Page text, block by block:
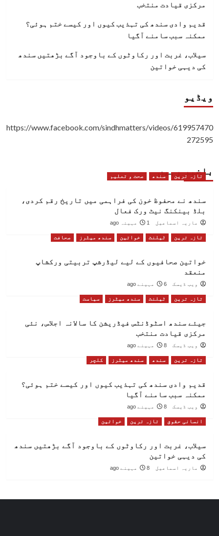
مرکزی قیادت منتخب
قدیم وادی سندھ کی تہذیب کیوں اور کیسے ختم ہوئی؟
ممکنہ سبب سامنے آگیا
سیلاب، غربت اور رکاوٹوں کے باوجود آگے بڑھتیں سندھ
کی دیہی خواتین
ویڈیو
https://www.facebook.com/sindhmatters/videos/619957470
272595
باخبر رہیں
تازہ ترین سندھ صحت و تعلیم
سندھ نے محفوظ خون کی فراہمی میں تاریخ رقم کردی،
بلڈ بینکنگ نیٹ ورک فعال
ماریہ اسماعیل 1 مہینہ ago
تازہ ترین ٹیلنٹ خواتین سندھ میٹرز صحافت
خواتین صحافیوں کے لیے لیڈرشپ تربیتی ورکشاپ
منعقد
ویب ڈیسک 6 مہینے ago
تازہ ترین ٹیلنٹ سندھ میٹرز سیاست
جیئے سندھ اسٹوڈنٹس فیڈریشن کا سالانہ اجلاس، نئی
مرکزی قیادت منتخب
ویب ڈیسک 8 مہینے ago
تازہ ترین سندھ سندھ میٹرز کلچر
قدیم وادی سندھ کی تہذیب کیوں اور کیسے ختم ہوئی؟
ممکنہ سبب سامنے آگیا
ویب ڈیسک 8 مہینے ago
انسانی حقوق تازہ ترین خواتین
سیلاب، غربت اور رکاوٹوں کے باوجود آگے بڑھتیں سندھ
کی دیہی خواتین
ماریہ اسماعیل 8 مہینے ago